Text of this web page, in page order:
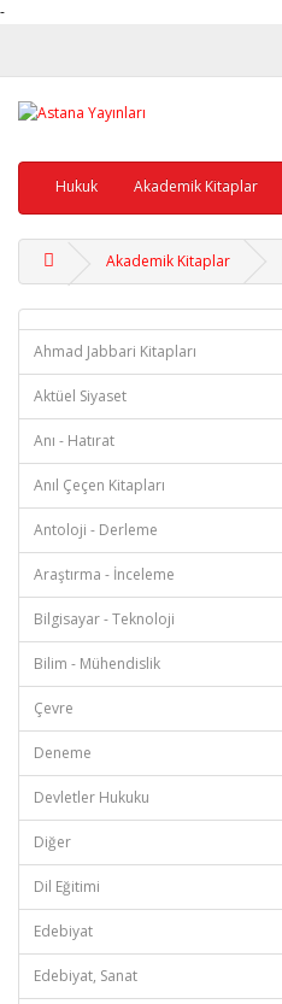
-
Hukuk Akademik Kitaplar
Akademik Kitaplar
Ahmad Jabbari Kitapları
Aktüel Siyaset
Anı - Hatırat
Anıl Çeçen Kitapları
Antoloji - Derleme
Araştırma - İnceleme
Bilgisayar - Teknoloji
Bilim - Mühendislik
Çevre
Deneme
Devletler Hukuku
Diğer
Dil Eğitimi
Edebiyat
Edebiyat, Sanat